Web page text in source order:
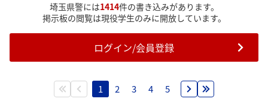
埼玉県警には1414件の書き込みがあります。
掲示板の閲覧は現役学生のみに開放しています。
ログイン/会員登録
1 2 3 4 5